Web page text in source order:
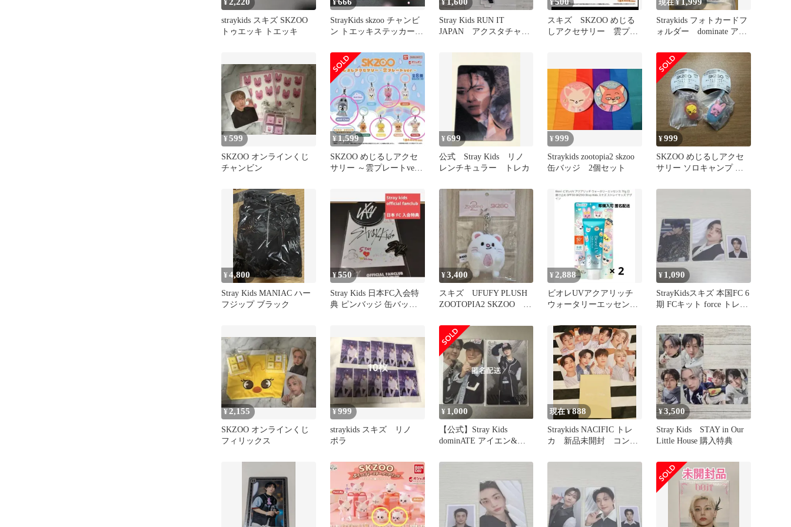
¥ 2,220
straykids スキズ SKZOO
トゥエッキ トエッキ
¥666
StrayKids skzoo チャンビ
ン トエッキステッカー 2
¥ 1,600
Stray Kids RUN IT
JAPAN アクスタチャー
¥500
スキズ SKZOO めじる
しアクセサリー 雲プレ
現在 ¥ 1,999
Straykids フォトカードフ
ォルダー dominate アン
¥599
SKZOO オンラインくじ
チャンビン
¥1,599
SKZOO めじるしアクセ
サリー ～雲プレートver.
¥699
公式 Stray Kids リノ
レンチキュラー トレカ
¥999
Straykids zootopia2 skzoo
缶バッジ 2個セット
¥999
SKZOO めじるしアクセ
サリー ソロキャンプ ポ
¥4,800
Stray Kids MANIAC ハー
フジップ ブラック
¥550
Stray Kids 日本FC入会特
典 ピンバッジ 缶バッジ
¥3,400
スキズ UFUFY PLUSH
ZOOTOPIA2 SKZOO ジ
¥2,888
ビオレUVアクアリッチ
ウォータリーエッセンス
¥ 1,090
StrayKidsスキズ 本国FC 6
期 FCキット force トレカ
¥2,155
SKZOO オンラインくじ
フィリックス
¥999
straykids スキズ リノ
ポラ
¥ 1,000
【公式】Stray Kids
dominATE アイエン&パ
現在 ¥888
Straykids NACIFIC トレ
カ 新品未開封 コンプ
¥3,500
Stray Kids STAY in Our
Little House 購入特典